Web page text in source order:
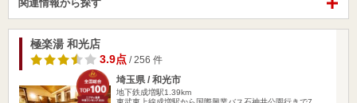
関連情報から探す
極楽湯 和光店
3.9点 / 256 件
埼玉県 / 和光市
地下鉄成増駅1.39km